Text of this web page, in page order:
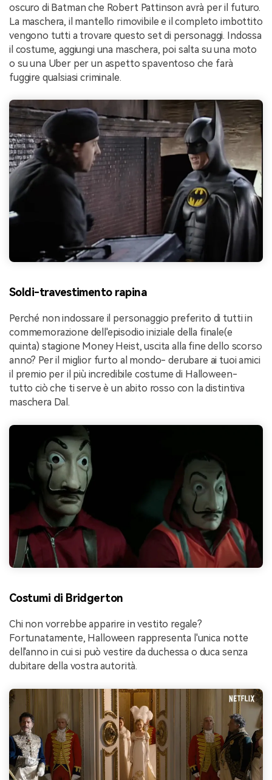
oscuro di Batman che Robert Pattinson avrà per il futuro.
La maschera, il mantello rimovibile e il completo imbottito
vengono tutti a trovare questo set di personaggi. Indossa
il costume, aggiungi una maschera, poi salta su una moto
o su una Uber per un aspetto spaventoso che farà
fuggire qualsiasi criminale.
Soldi-travestimento rapina
Perché non indossare il personaggio preferito di tutti in
commemorazione dell'episodio iniziale della finale(e
quinta) stagione Money Heist, uscita alla fine dello scorso
anno? Per il miglior furto al mondo- derubare ai tuoi amici
il premio per il più incredibile costume di Halloween-
tutto ciò che ti serve è un abito rosso con la distintiva
maschera Dal.
Costumi di Bridgerton
Chi non vorrebbe apparire in vestito regale?
Fortunatamente, Halloween rappresenta l'unica notte
dell'anno in cui si può vestire da duchessa o duca senza
dubitare della vostra autorità.